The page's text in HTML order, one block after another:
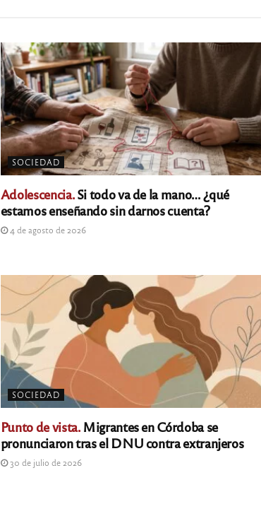
SOCIEDAD
Adolescencia.Si todo va de la mano… ¿qué
estamos enseñando sin darnos cuenta?
4 de agosto de 2026
SOCIEDAD
Punto de vista.Migrantes en Córdoba se
pronunciaron tras el DNU contra extranjeros
30 de julio de 2026